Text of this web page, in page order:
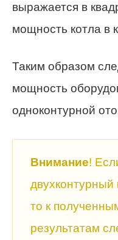
выражается в
мощность котла в
Таким образом
мощность
одноконтурной
Внимание!
двухконтурный
то к
результатам